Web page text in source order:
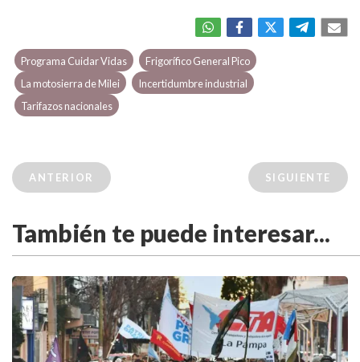
Programa Cuidar Vidas
Frigorífico General Pico
La motosierra de Milei
Incertidumbre industrial
Tarifazos nacionales
ANTERIOR SIGUIENTE
También te puede interesar...